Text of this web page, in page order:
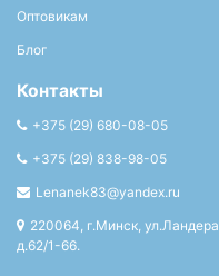
Оптовикам
Блог
Контакты
+375 (29) 680-08-05
+375 (29) 838-98-05
Lenanek83@yandex.ru
220064, г.Минск, ул.Ландера
д.62/1-66.